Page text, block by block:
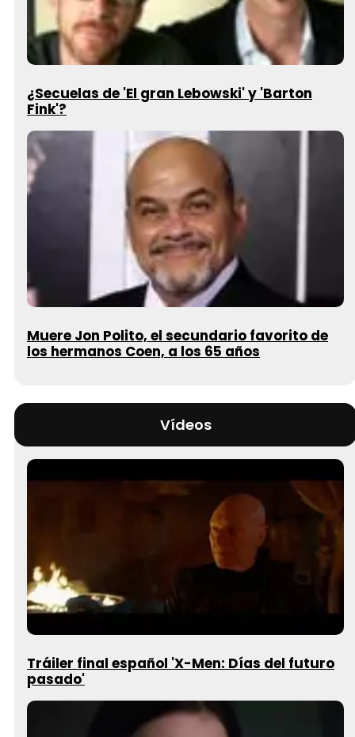
¿Secuelas de 'El gran Lebowski' y 'Barton
Fink'?
Muere Jon Polito, el secundario favorito de
los hermanos Coen, a los 65 años
Vídeos
Tráiler final español 'X-Men: Días del futuro
pasado'